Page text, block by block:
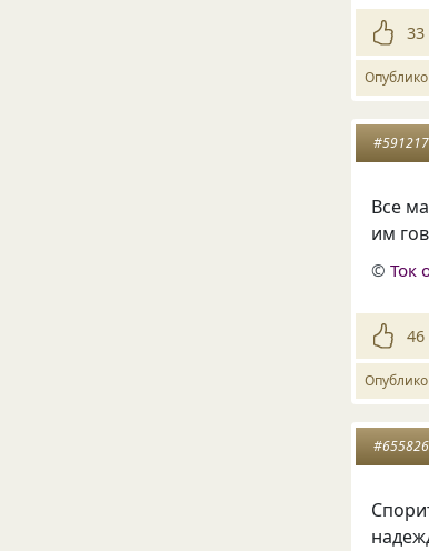
33
#591217
Все
им
©Ток
46
#655826